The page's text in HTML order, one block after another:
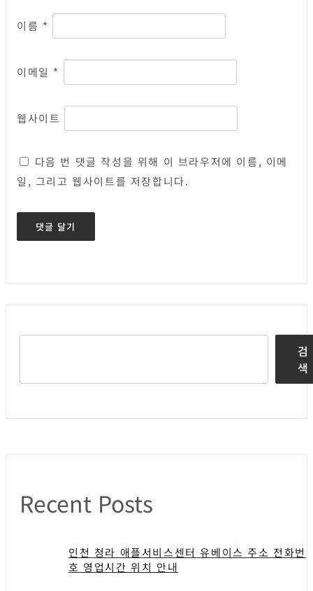
이름 *
이메일 *
웹사이트
다음 번 댓글 작성을 위해 이 브라우저에 이름, 이메
일, 그리고 웹사이트를 저장합니다.
검
색
Recent Posts
인천 청라 애플서비스센터 유베이스 주소 전화번
호 영업시간 위치 안내